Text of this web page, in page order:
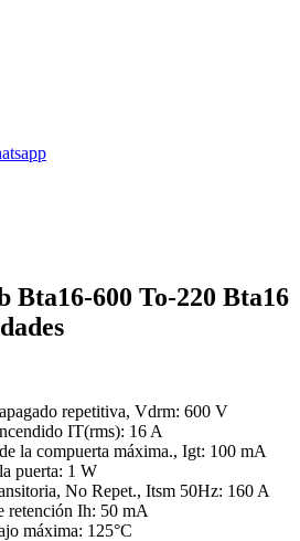
Bta16-600 To-220 Bta16
repetitiva, Vdrm: 600 V
IT(rms): 16 A
la compuerta máxima., Igt: 100 mA
puerta: 1 W
No Repet., Itsm 50Hz: 160 A
retención Ih: 50 mA
máxima: 125°C